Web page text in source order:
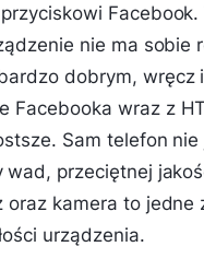
Facebook.
nie ma sobie
dobrym, wręcz
Facebooka wraz z
Sam telefon nie
wad, przeciętnej
oraz kamera to jedne
urządzenia.